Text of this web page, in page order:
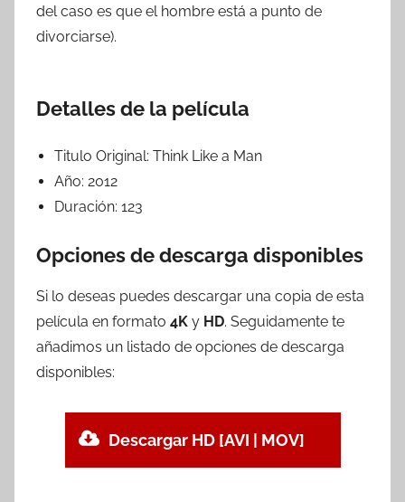
del caso es que el hombre está a punto de
divorciarse).
Detalles de la película
Titulo Original: Think Like a Man
Año: 2012
Duración: 123
Opciones de descarga disponibles
Si lo deseas puedes descargar una copia de esta
película en formato 4K y HD. Seguidamente te
añadimos un listado de opciones de descarga
disponibles:
Descargar HD [AVI | MOV]